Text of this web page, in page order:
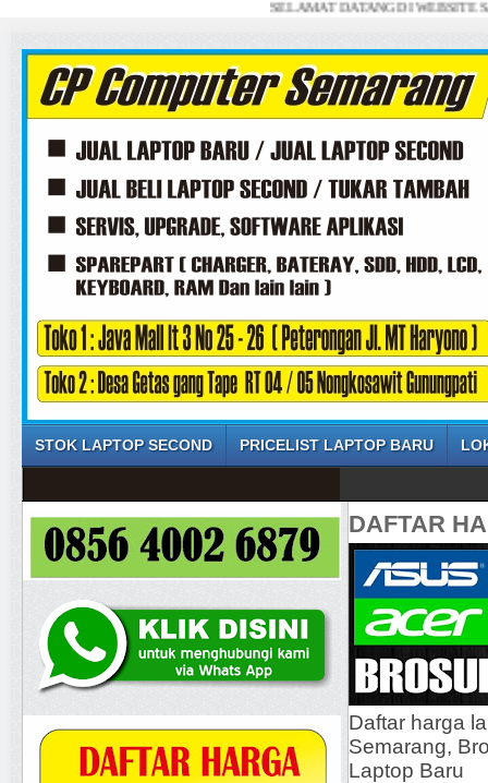
SELAMAT DATANG DI WEBSITE SAYA
STOK LAPTOP SECOND PRICELIST LAPTOP BARU
DAFTAR
Daftar harga
Semarang,
Laptop Baru